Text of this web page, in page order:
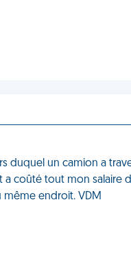
duquel un camion a
a coûté tout mon salaire
même endroit. VDM